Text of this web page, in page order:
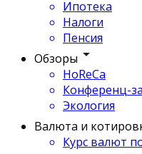
Ипотека
Налоги
Пенсия
Обзоры
HoReCa
Конференц-
Экология
Валюта и
Курс валют